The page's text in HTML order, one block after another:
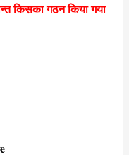
किसका गठन किया गया